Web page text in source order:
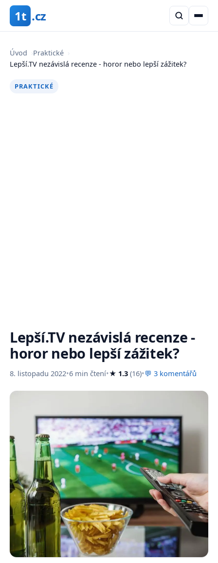
1t .cz
Úvod ›Praktické ›
Lepší.TV nezávislá recenze - horor nebo lepší zážitek?
PRAKTICKÉ
Lepší.TV nezávislá recenze -
horor nebo lepší zážitek?
8. listopadu 2022•6 min čtení•★ 1.3 (16)•💬 3 komentářů